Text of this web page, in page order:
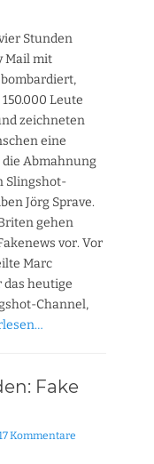
Stunden
Mail mit
Leute
zeichneten
eine
Abmahnung
Slingshot-
Jörg Sprave.
gehen
vor. Vor
Marc
das heutige
Channel,
Fake
Kommentare